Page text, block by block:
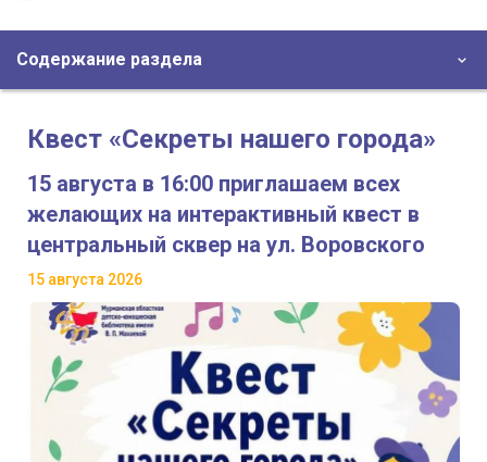
Содержание раздела
Квест «Секреты нашего города»
15 августа в 16:00 приглашаем всех
желающих на интерактивный квест в
центральный сквер на ул. Воровского
15 августа 2026